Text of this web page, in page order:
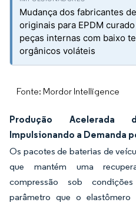
Mudança dos fabricantes
originais para EPDM
peças internas com baixo
orgânicos voláteis
Fonte: Mordor Intelligence
Produção Acelerada
Impulsionando a Demanda
Os pacotes de baterias de
que mantém uma
compressão sob
parâmetro que o elastômero